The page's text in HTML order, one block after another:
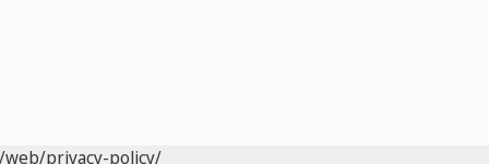
privacy-policy/